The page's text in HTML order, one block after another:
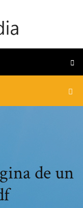
de un